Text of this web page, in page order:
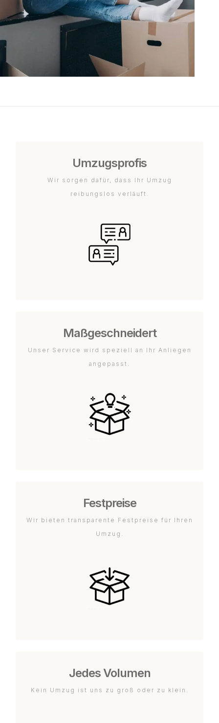
Umzugsprofis
Wir sorgen dafür, dass Ihr Umzug
reibungslos verläuft.
Maßgeschneidert
Unser Service wird speziell an Ihr Anliegen
angepasst.
Festpreise
Wir bieten transparente Festpreise für Ihren
Umzug.
Jedes Volumen
Kein Umzug ist uns zu groß oder zu klein.